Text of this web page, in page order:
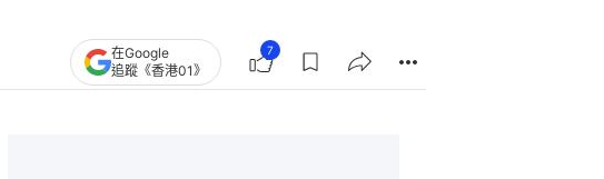
在Google
追蹤《香港01》
7